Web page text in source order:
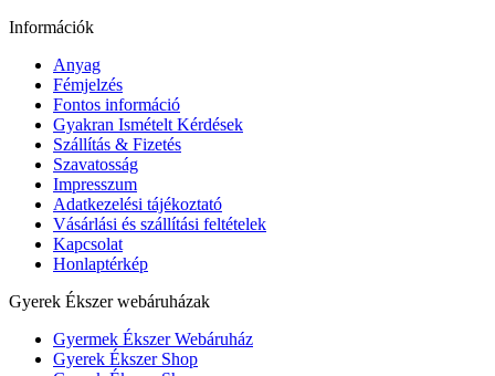
Információk
Anyag
Fémjelzés
Fontos információ
Gyakran Ismételt Kérdések
Szállítás & Fizetés
Szavatosság
Impresszum
Adatkezelési tájékoztató
Vásárlási és szállítási feltételek
Kapcsolat
Honlaptérkép
Gyerek Ékszer webáruházak
Gyermek Ékszer Webáruház
Gyerek Ékszer Shop